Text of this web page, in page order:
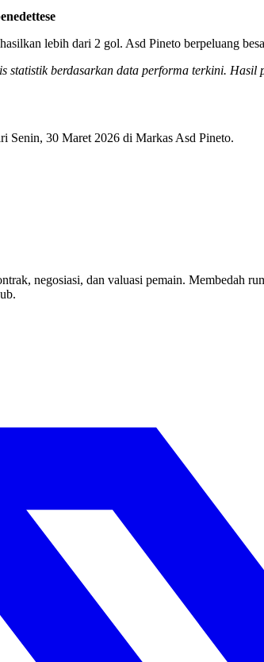
lebih dari 2 gol. Asd Pineto berpeluang
statistik berdasarkan data performa terkini. Hasil
Senin, 30 Maret 2026 di Markas Asd Pineto.
negosiasi, dan valuasi pemain. Membedah